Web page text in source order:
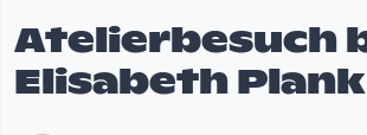
Atelierbesuch
Elisabeth Plank